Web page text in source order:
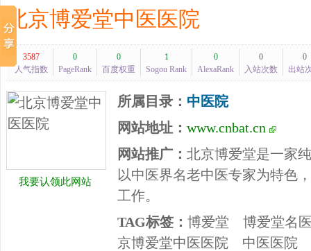
北京博爱堂中医医院
3587
人气指数
0
PageRank
0
百度权重
1
Sogou Rank
0
AlexaRank
0
入站次数
0
出站
我要认领此网站
所属目录： 中医院
网站地址： www.cnbat.cn
网站推广： 北京博爱堂是一家
以中医界名老中医专家为特色
工作。
TAG标签： 博爱堂
博爱堂名
京博爱堂中医医院
中医医院